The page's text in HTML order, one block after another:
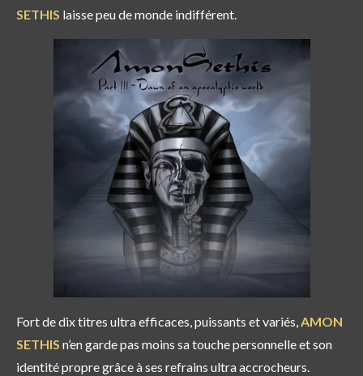
SETHIS laisse peu de monde indifférent.
Fort de dix titres ultra efficaces, puissants et variés,AMON
SETHIS n’en garde pas moins sa touche personnelle et son
identité propre grâce à ses refrains ultra accrocheurs.